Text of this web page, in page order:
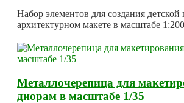
Набор элементов для создания
архитектурном макете в масштабе 1:200
Металлочерепица для
диорам в масштабе 1/35